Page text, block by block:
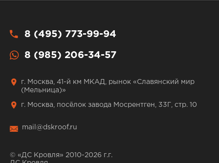
8 (495) 773-99-94
8 (985) 206-34-57
г. Москва, 41-й км МКАД, рынок «Славянский мир
(Мельница)»
г. Москва, посёлок завода Мосрентген, 33Г, стр. 10
mail@dskroof.ru
© «ДС Кровля» 2010-2026 г.г.